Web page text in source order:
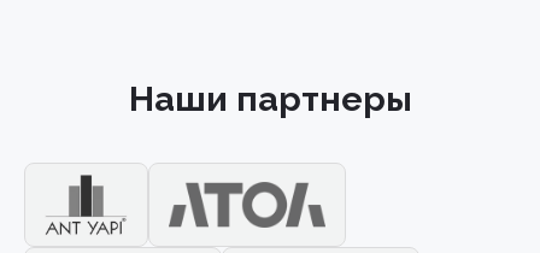
Наши партнеры